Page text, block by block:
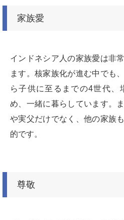
家族愛
インドネシア人の家族愛は非
ます。核家族化が進む中でも
ら子供に至るまでの4世代、
め、一緒に暮らしています。
や実父だけでなく、他の家族
的です。
尊敬